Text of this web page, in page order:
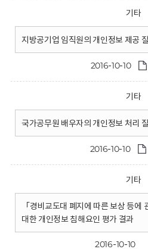
기타
지방공기업 임직원의 개인정보 제공
2016-10-10
기타
국가공무원 배우자의 개인정보 처리
2016-10-10
기타
「경비교도대 폐지에 따른 보상 등에
대한 개인정보 침해요인 평가 결과
2016-10-10